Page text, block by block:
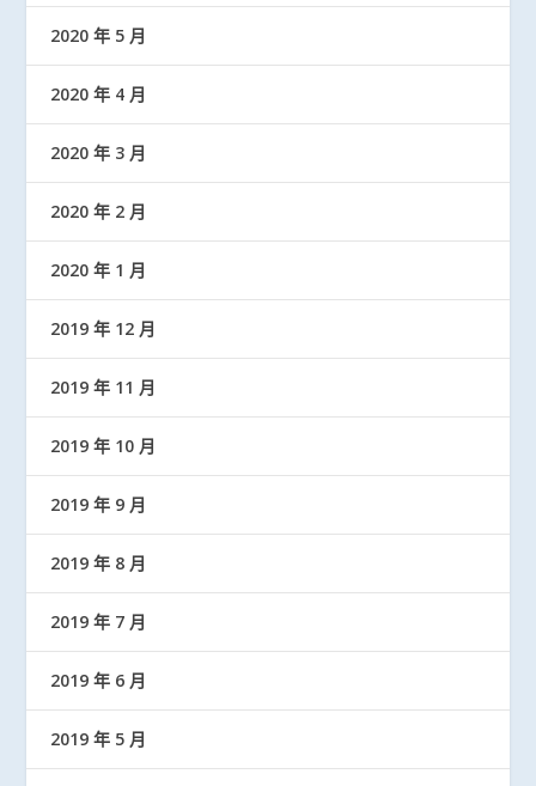
2020 年 5 月
2020 年 4 月
2020 年 3 月
2020 年 2 月
2020 年 1 月
2019 年 12 月
2019 年 11 月
2019 年 10 月
2019 年 9 月
2019 年 8 月
2019 年 7 月
2019 年 6 月
2019 年 5 月